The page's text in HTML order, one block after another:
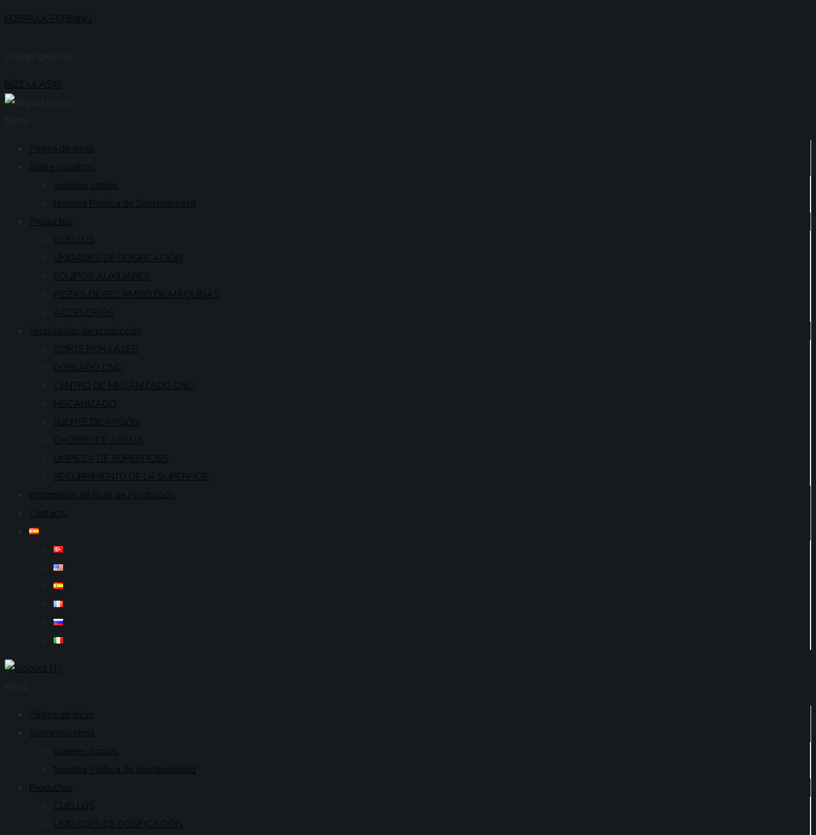
FORPACK FORMING
BİZE ULAŞIN
Página de inicio
Sobre nosotros
Guienes somos
Nuestra Política de Sostenibilidad
Productos
CUELLOS
UNIDADES DE DOSIFICACIÓN
EQUIPOS AUXILIARES
PIEZAS DE RECAMBIO DE MÁQUINAS
ACCESORIOS
Tecnologías de producción
CORTE POR LASER
DOBLADO CNC
CENTRO DE MECANIZADO CNC
MECANIZADO
FUENTE DE ARGÓN
CHORRO DE ARENA
LIMPIEZA DE SUPERFICIES
RECUBRIMIENTO DE LA SUPERFICIE
Información de Flujo de Producción
Contacto
Página de inicio
Sobre nosotros
Guienes somos
Nuestra Política de Sostenibilidad
Productos
CUELLOS
UNIDADES DE DOSIFICACIÓN